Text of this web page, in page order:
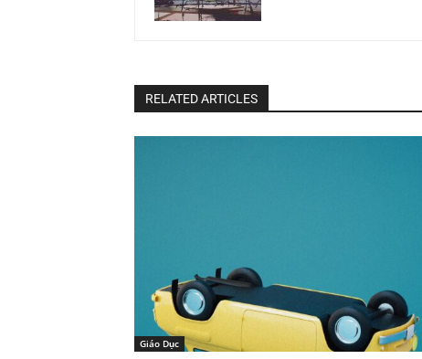
RELATED ARTICLES
Giáo Dục